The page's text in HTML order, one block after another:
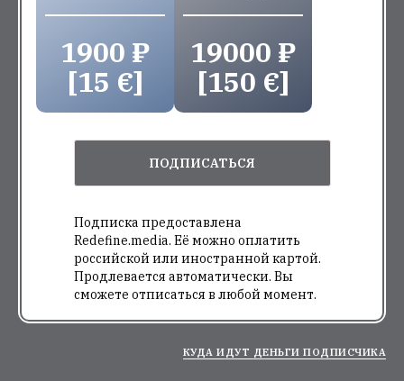
1900 ₽
[15 €]
19000 ₽
[150 €]
ПОДПИСАТЬСЯ
Подписка предоставлена
Redefine.media. Её можно оплатить
российской или иностранной картой.
Продлевается автоматически. Вы
сможете отписаться в любой момент.
КУДА ИДУТ ДЕНЬГИ ПОДПИСЧИКА